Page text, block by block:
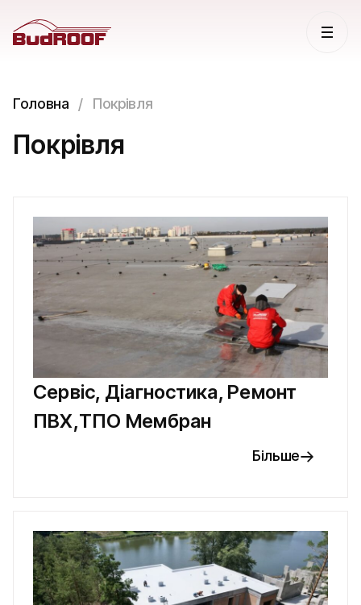
Головна Покрівля
Покрівля
Сервіс, Діагностика, Ремонт
ПВХ,ТПО Мембран
Більше